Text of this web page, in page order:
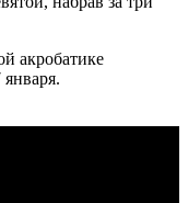
акробатике